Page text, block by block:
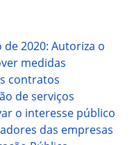
de 2020: Autoriza o
medidas
contratos
de serviços
o interesse público
das empresas